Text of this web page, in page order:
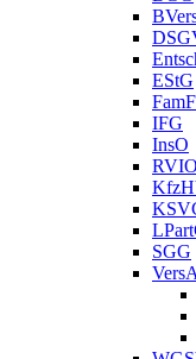
EStG
IFG
InsO
SGG